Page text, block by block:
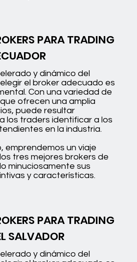
PARA TRADING
y dinámico del
el broker adecuado es
Con una variedad de
ofrecen una amplia
puede resultar
los traders identificar a los
en la industria.
emprendemos un viaje
tres mejores brokers de
minuciosamente sus
y características.
PARA TRADING
SALVADOR
y dinámico del